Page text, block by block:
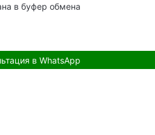
в буфер обмена
в WhatsApp